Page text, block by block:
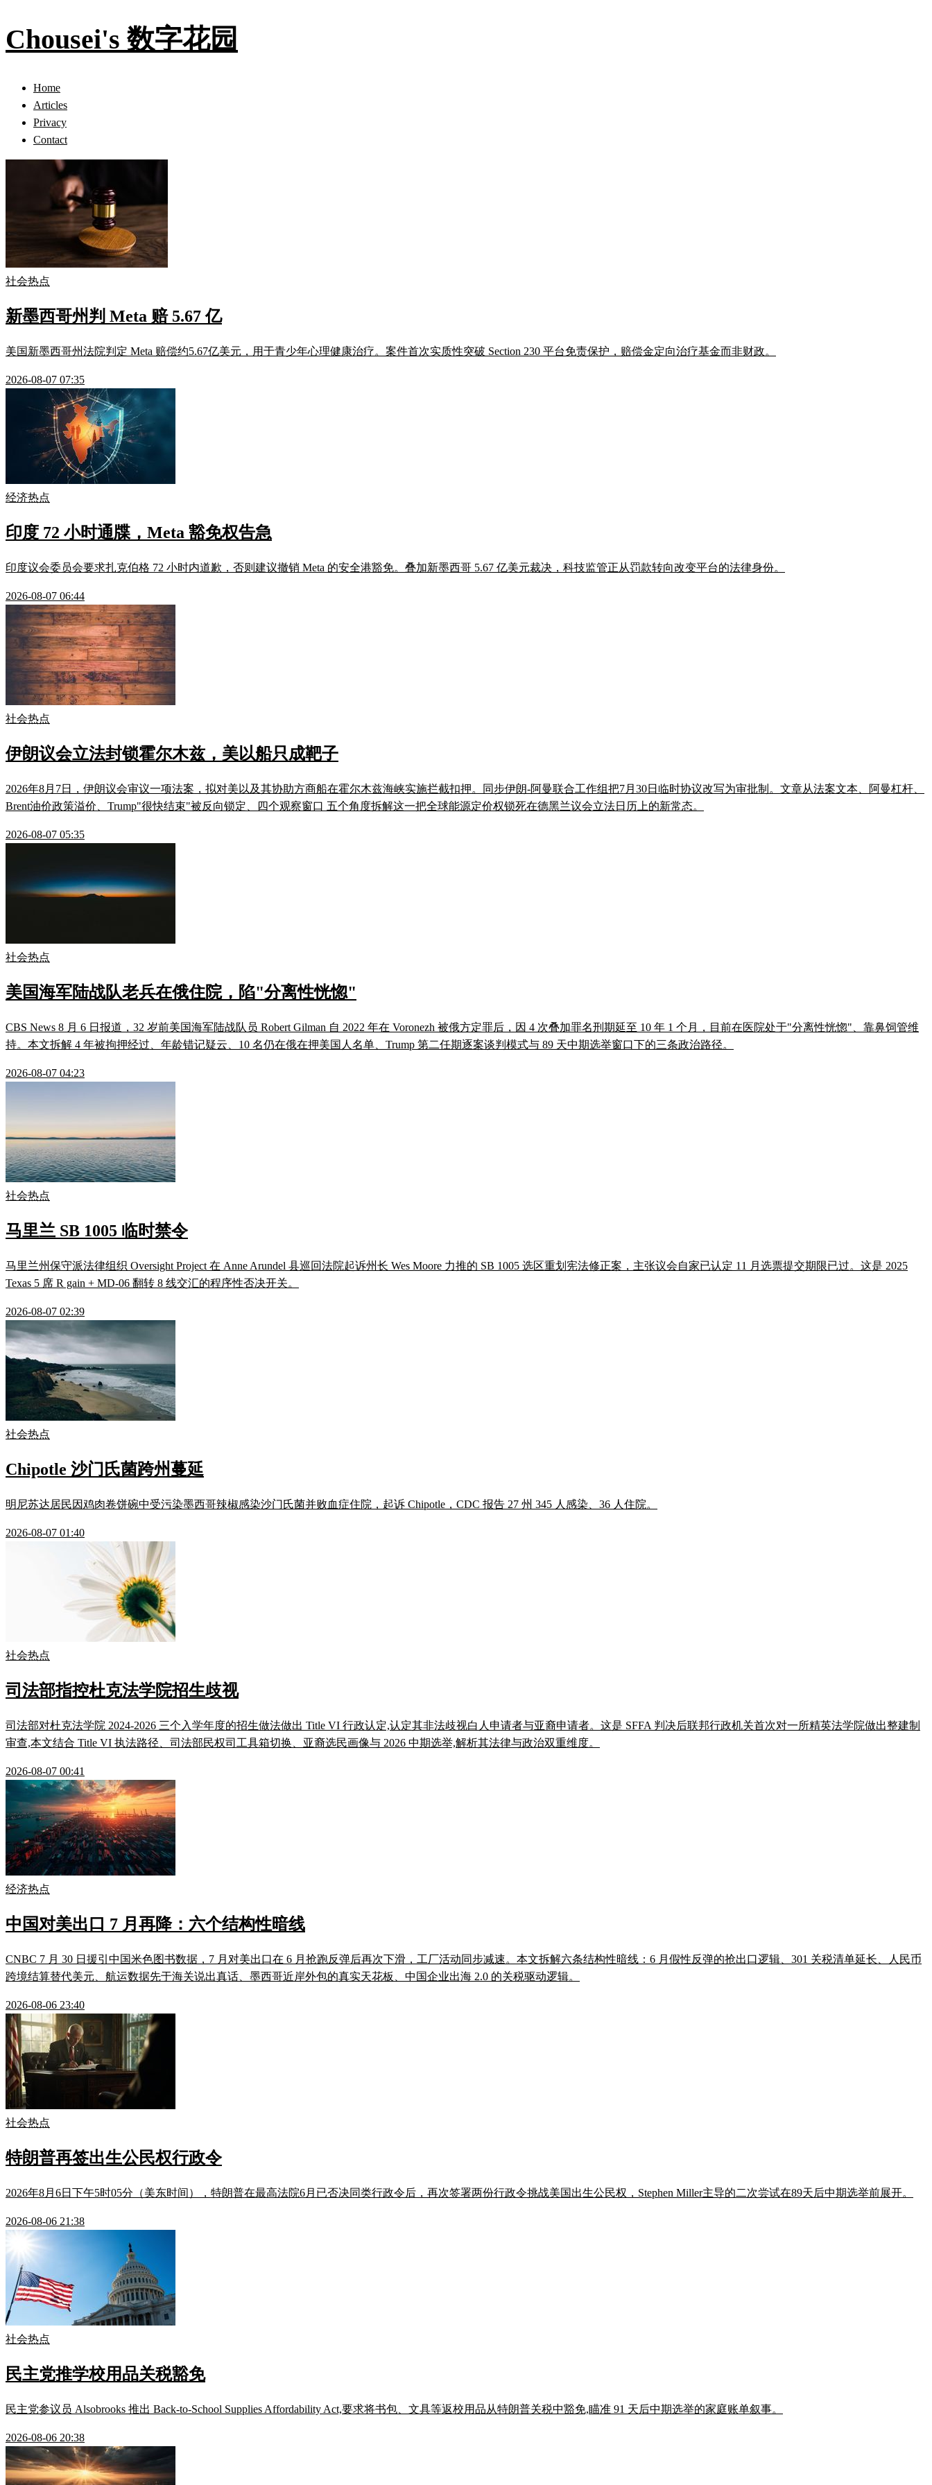
Chousei's 数字花园
Home
Articles
Privacy
Contact
社会热点
新墨西哥州判 Meta 赔 5.67 亿
美国新墨西哥州法院判定 Meta 赔偿约5.67亿美元，用于青少年心理健康治疗。案件首次实质性突破 Section 230 平台免责保护，赔偿金定向治疗基金而非财政。
2026-08-07 07:35
经济热点
印度 72 小时通牒，Meta 豁免权告急
印度议会委员会要求扎克伯格 72 小时内道歉，否则建议撤销 Meta 的安全港豁免。叠加新墨西哥 5.67 亿美元裁决，科技监管正从罚款转向改变平台的法律身份。
2026-08-07 06:44
社会热点
伊朗议会立法封锁霍尔木兹，美以船只成靶子
2026年8月7日，伊朗议会审议一项法案，拟对美以及其协助方商船在霍尔木兹海峡实施拦截扣押。同步伊朗-阿曼联合工作组把7月30日临时协议改写为审批制。文章从法案文本、阿曼杠杆、
Brent油价政策溢价、Trump"很快结束"被反向锁定、四个观察窗口 五个角度拆解这一把全球能源定价权锁死在德黑兰议会立法日历上的新常态。
2026-08-07 05:35
社会热点
美国海军陆战队老兵在俄住院，陷"分离性恍惚"
CBS News 8 月 6 日报道，32 岁前美国海军陆战队员 Robert Gilman 自 2022 年在 Voronezh 被俄方定罪后，因 4 次叠加罪名刑期延至 10 年 1 个月，目前在医院处于"分离性恍惚"、靠鼻饲管维
持。本文拆解 4 年被拘押经过、年龄错记疑云、10 名仍在俄在押美国人名单、Trump 第二任期逐案谈判模式与 89 天中期选举窗口下的三条政治路径。
2026-08-07 04:23
社会热点
马里兰 SB 1005 临时禁令
马里兰州保守派法律组织 Oversight Project 在 Anne Arundel 县巡回法院起诉州长 Wes Moore 力推的 SB 1005 选区重划宪法修正案，主张议会自家已认定 11 月选票提交期限已过。这是 2025
Texas 5 席 R gain + MD-06 翻转 8 线交汇的程序性否决开关。
2026-08-07 02:39
社会热点
Chipotle 沙门氏菌跨州蔓延
明尼苏达居民因鸡肉卷饼碗中受污染墨西哥辣椒感染沙门氏菌并败血症住院，起诉 Chipotle，CDC 报告 27 州 345 人感染、36 人住院。
2026-08-07 01:40
社会热点
司法部指控杜克法学院招生歧视
司法部对杜克法学院 2024-2026 三个入学年度的招生做法做出 Title VI 行政认定,认定其非法歧视白人申请者与亚裔申请者。这是 SFFA 判决后联邦行政机关首次对一所精英法学院做出整建制
审查,本文结合 Title VI 执法路径、司法部民权司工具箱切换、亚裔选民画像与 2026 中期选举,解析其法律与政治双重维度。
2026-08-07 00:41
经济热点
中国对美出口 7 月再降：六个结构性暗线
CNBC 7 月 30 日援引中国米色图书数据，7 月对美出口在 6 月抢跑反弹后再次下滑，工厂活动同步减速。本文拆解六条结构性暗线：6 月假性反弹的抢出口逻辑、301 关税清单延长、人民币
跨境结算替代美元、航运数据先于海关说出真话、墨西哥近岸外包的真实天花板、中国企业出海 2.0 的关税驱动逻辑。
2026-08-06 23:40
社会热点
特朗普再签出生公民权行政令
2026年8月6日下午5时05分（美东时间），特朗普在最高法院6月已否决同类行政令后，再次签署两份行政令挑战美国出生公民权，Stephen Miller主导的二次尝试在89天后中期选举前展开。
2026-08-06 21:38
社会热点
民主党推学校用品关税豁免
民主党参议员 Alsobrooks 推出 Back-to-School Supplies Affordability Act,要求将书包、文具等返校用品从特朗普关税中豁免,瞄准 91 天后中期选举的家庭账单叙事。
2026-08-06 20:38